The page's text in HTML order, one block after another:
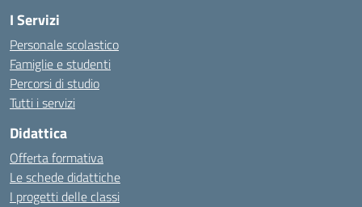
I Servizi
Personale scolastico
Famiglie e studenti
Percorsi di studio
Tutti i servizi
Didattica
Offerta formativa
Le schede didattiche
I progetti delle classi